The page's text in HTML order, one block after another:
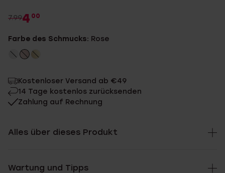
7.994 00
Farbe des Schmucks: Rose
Kostenloser Versand ab €49
14 Tage kostenlos zurücksenden
Zahlung auf Rechnung
Alles über dieses Produkt
Wartung und Tipps